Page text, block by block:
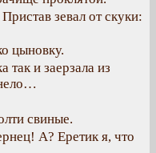
зевал от скуки:
цыновку.
так и заерзала из
свиные.
А? Еретик я, что